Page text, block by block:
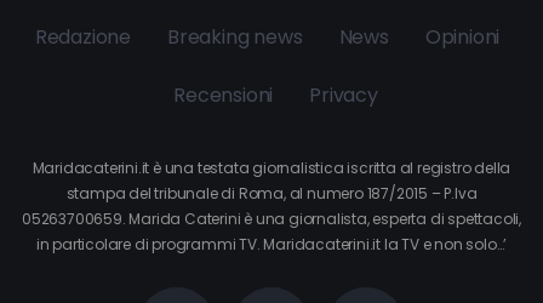
Redazione Breaking news News Opinioni
Recensioni Privacy
Maridacaterini.it è una testata giornalistica iscritta al registro della
stampa del tribunale di Roma, al numero 187/2015 – P.Iva
05263700659. Marida Caterini è una giornalista, esperta di spettacoli,
in particolare di programmi TV. Maridacaterini.it la TV e non solo…’